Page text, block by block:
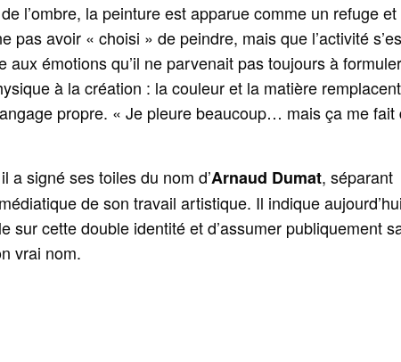
l’ombre, la peinture est apparue comme un refuge et
pas avoir « choisi » de peindre, mais que l’activité
aux émotions qu’il ne parvenait pas toujours à
à la création : la couleur et la matière remplacent
propre. « Je pleure beaucoup… mais ça me fait
a signé ses toiles du nom d’Arnaud Dumat, séparant
de son travail artistique. Il indique aujourd’hui
sur cette double identité et d’assumer publiquement
vrai nom.